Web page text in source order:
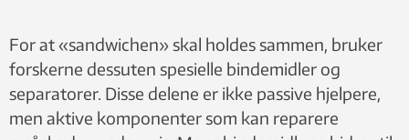
For at «sandwichen» skal holdes sammen, bruker
forskerne dessuten spesielle bindemidler og
separatorer. Disse delene er ikke passive hjelpere,
men aktive komponenter som kan reparere